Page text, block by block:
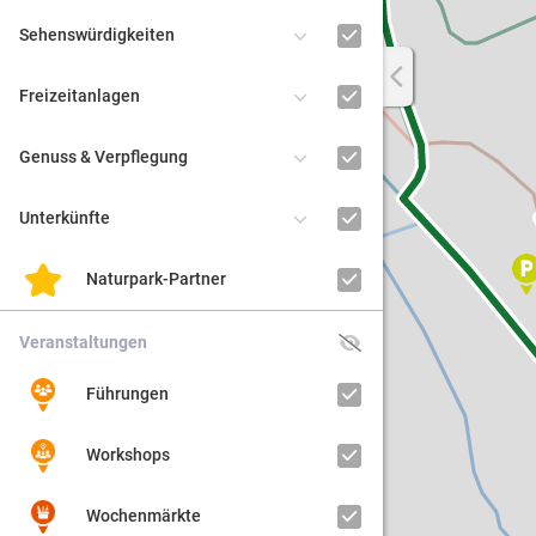
2
Sehenswürdigkeiten
Freizeitanlagen
Genuss & Verpflegung
Unterkünfte
Naturpark-Partner
Veranstaltungen
Führungen
Workshops
Wochenmärkte